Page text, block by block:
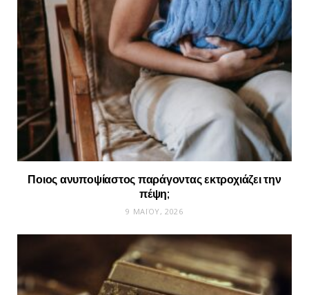
Ποιος ανυποψίαστος παράγοντας εκτροχιάζει την
πέψη;
9 ΜΑΪ́ΟΥ, 2026